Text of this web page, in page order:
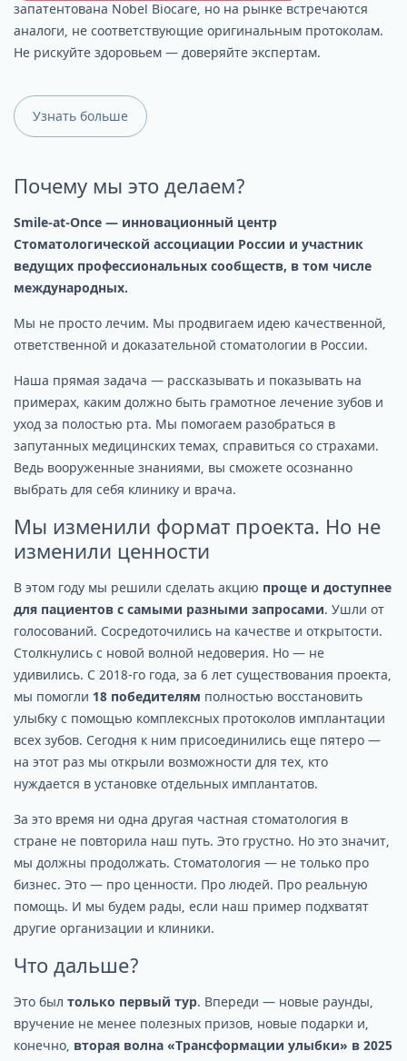
запатентована Nobel Biocare, но на рынке встречаются
аналоги, не соответствующие оригинальным протоколам.
Не рискуйте здоровьем — доверяйте экспертам.
Узнать больше
Почему мы это делаем?
Smile-at-Once — инновационный центр
Стоматологической ассоциации России и участник
ведущих профессиональных сообществ, в том числе
международных.
Мы не просто лечим. Мы продвигаем идею качественной,
ответственной и доказательной стоматологии в России.
Наша прямая задача — рассказывать и показывать на
примерах, каким должно быть грамотное лечение зубов и
уход за полостью рта. Мы помогаем разобраться в
запутанных медицинских темах, справиться со страхами.
Ведь вооруженные знаниями, вы сможете осознанно
выбрать для себя клинику и врача.
Мы изменили формат проекта. Но не
изменили ценности
В этом году мы решили сделать акцию проще и доступнее
для пациентов с самыми разными запросами. Ушли от
голосований. Сосредоточились на качестве и открытости.
Столкнулись с новой волной недоверия. Но — не
удивились. С 2018-го года, за 6 лет существования проекта,
мы помогли 18 победителям полностью восстановить
улыбку с помощью комплексных протоколов имплантации
всех зубов. Сегодня к ним присоединились еще пятеро —
на этот раз мы открыли возможности для тех, кто
нуждается в установке отдельных имплантатов.
За это время ни одна другая частная стоматология в
стране не повторила наш путь. Это грустно. Но это значит,
мы должны продолжать. Стоматология — не только про
бизнес. Это — про ценности. Про людей. Про реальную
помощь. И мы будем рады, если наш пример подхватят
другие организации и клиники.
Что дальше?
Это был только первый тур. Впереди — новые раунды,
вручение не менее полезных призов, новые подарки и,
конечно, вторая волна «Трансформации улыбки» в 2025